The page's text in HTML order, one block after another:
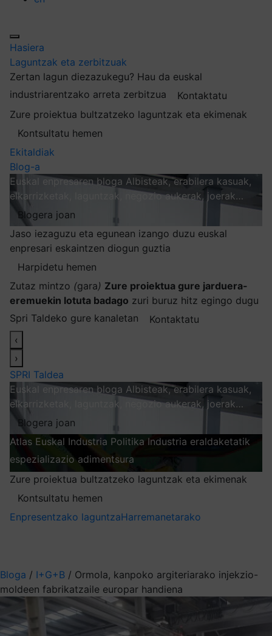
Hasiera
Laguntzak eta zerbitzuak
Zertan lagun diezazukegu? Hau da euskal
industriarentzako arreta zerbitzua
Kontaktatu
Zure proiektua bultzatzeko laguntzak eta ekimenak
Kontsultatu hemen
Ekitaldiak
Blog-a
Euskal enpresaren bloga Albisteak, erabilera kasuak,
elkarrizketak, laguntzak, negozio aukerak, joerak…
Blogera joan
Jaso iezaguzu eta egunean izango duzu euskal
enpresari eskaintzen diogun guztia
Harpidetu hemen
Zutaz mintzo (gara) Zure proiektua gure jarduera-
eremuekin lotuta badago zuri buruz hitz egingo dugu
Spri Taldeko gure kanaletan
Kontaktatu
‹
›
SPRI Taldea
Euskal enpresaren bloga Albisteak, erabilera kasuak,
elkarrizketak, laguntzak, negozio aukerak, joerak…
Blogera joan
Atlas Euskal Industria Politika Industria eraldaketatik
espezializazio adimentsura
Zure proiektua bultzatzeko laguntzak eta ekimenak
Kontsultatu hemen
Enpresentzako laguntzaHarremanetarako
Bloga / I+G+B / Ormola, kanpoko argiteriarako injekzio-
moldeen fabrikatzaile europar handiena